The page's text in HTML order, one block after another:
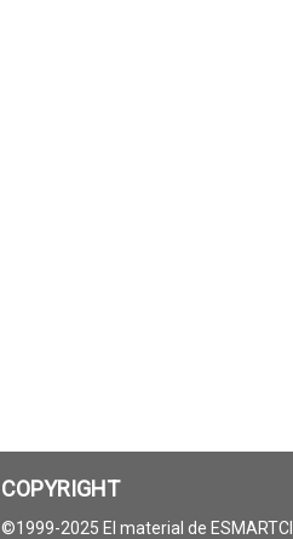
COPYRIGHT
©1999-2025 El material de